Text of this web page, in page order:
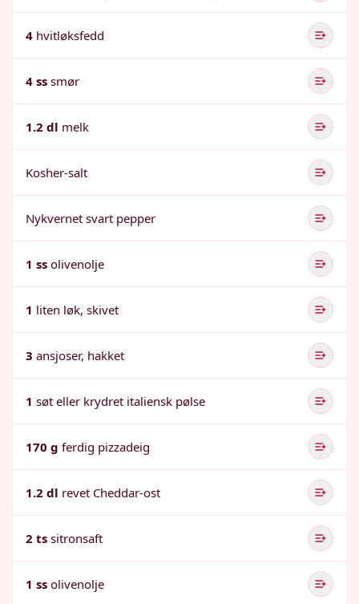
4 hvitløksfedd
4 ss smør
1.2 dl melk
Kosher-salt
Nykvernet svart pepper
1 ss olivenolje
1 liten løk, skivet
3 ansjoser, hakket
1 søt eller krydret italiensk pølse
170 g ferdig pizzadeig
1.2 dl revet Cheddar-ost
2 ts sitronsaft
1 ss olivenolje